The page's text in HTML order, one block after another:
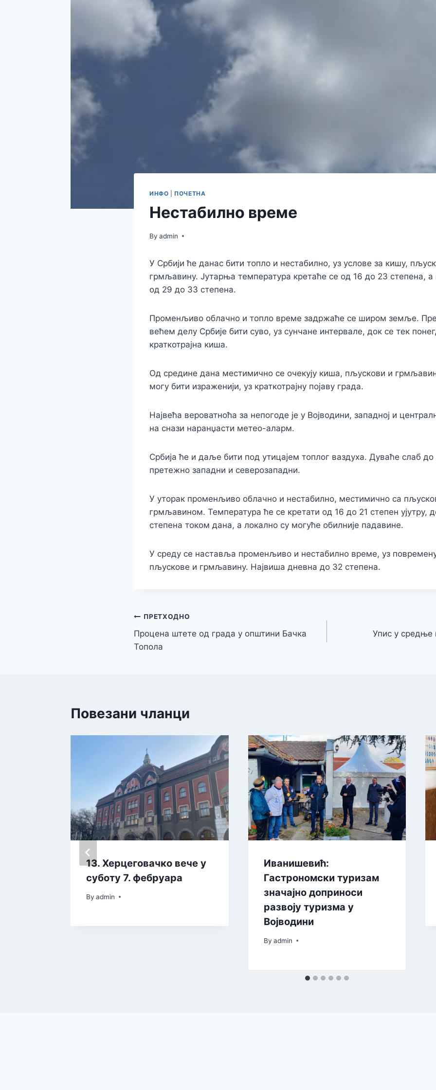
ИНФО ПОЧЕТНА
Нестабилно време
By admin
У Србији ће данас бити топло и нестабилно, уз услове за кишу,
грмљавину. Јутарња температура кретаће се од 16 до 23 степена, а
од 29 до 33 степена.
Променљиво облачно и топло време задржаће се широм земље.
већем делу Србије бити суво, уз сунчане интервале, док се тек
краткотрајна киша.
Од средине дана местимично се очекују киша, пљускови и
могу бити израженији, уз краткотрајну појаву града.
Највећа вероватноћа за непогоде је у Војводини, западној и
на снази наранџасти метео-аларм.
Србија ће и даље бити под утицајем топлог ваздуха. Дуваће слаб
претежно западни и северозападни.
У уторак променљиво облачно и нестабилно, местимично са
грмљавином. Температура ће се кретати од 16 до 21 степен ујутру,
степена током дана, а локално су могуће обилније падавине.
У среду се наставља променљиво и нестабилно време, уз
пљускове и грмљавину. Највиша дневна до 32 степена.
Кретање
чланка
ПРЕТХОДНО
Процена штете од града у општини Бачка
Топола
Упис у средње
Повезани чланци
13. Херцеговачко вече у
суботу 7. фебруара
By admin
Иванишевић:
Гастрономски туризам
значајно доприноси
развоју туризма у
Војводини
By admin